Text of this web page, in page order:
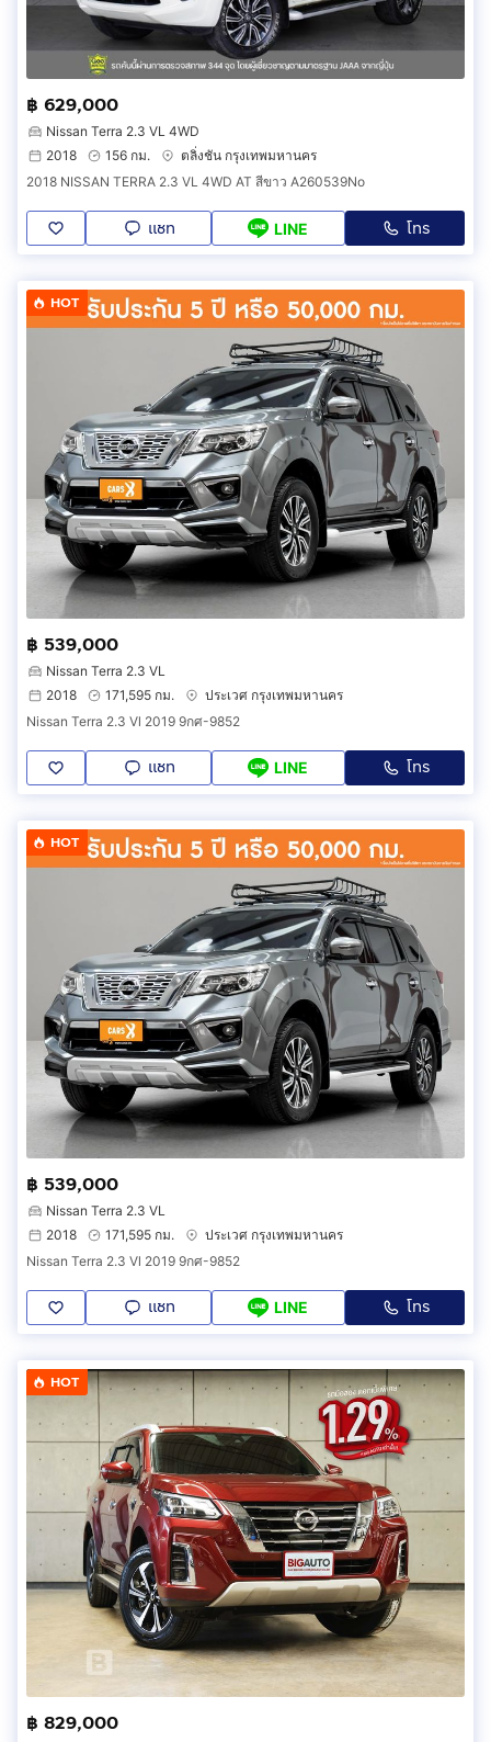
฿ 629,000
Nissan Terra 2.3 VL 4WD
2018
156 กม.
ตลิ่งชัน กรุงเทพมหานคร
2018 NISSAN TERRA 2.3 VL 4WD AT สีขาว A260539No
แชท LINE โทร
HOT
฿ 539,000
Nissan Terra 2.3 VL
2018
171,595 กม.
ประเวศ กรุงเทพมหานคร
Nissan Terra 2.3 Vl 2019 9กศ-9852
แชท LINE โทร
HOT
฿ 539,000
Nissan Terra 2.3 VL
2018
171,595 กม.
ประเวศ กรุงเทพมหานคร
Nissan Terra 2.3 Vl 2019 9กศ-9852
แชท LINE โทร
HOT
฿ 829,000